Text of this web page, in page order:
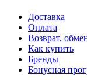
Доставка
Оплата
Возврат,
Как купить
Бренды
Бонусная